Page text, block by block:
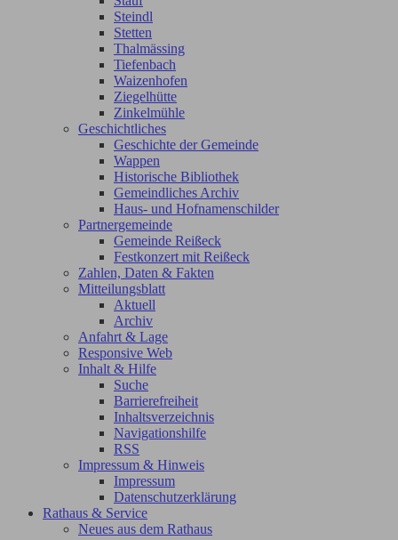
Steindl
Stetten
Thalmässing
Tiefenbach
Waizenhofen
Ziegelhütte
Zinkelmühle
Geschichtliches
Geschichte der Gemeinde
Wappen
Historische Bibliothek
Gemeindliches Archiv
Haus- und Hofnamenschilder
Partnergemeinde
Gemeinde Reißeck
Festkonzert mit Reißeck
Zahlen, Daten & Fakten
Mitteilungsblatt
Aktuell
Archiv
Anfahrt & Lage
Responsive Web
Inhalt & Hilfe
Suche
Barrierefreiheit
Inhaltsverzeichnis
Navigationshilfe
RSS
Impressum & Hinweis
Impressum
Datenschutzerklärung
Rathaus & Service
Neues aus dem Rathaus